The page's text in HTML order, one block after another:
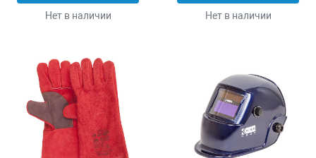
Нет в наличии Нет в наличии